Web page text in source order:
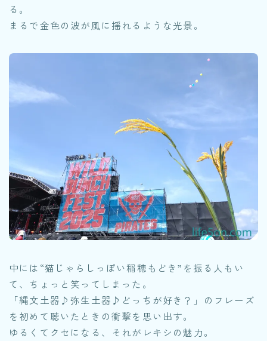
る。
まるで金色の波が風に揺れるような光景。
中には“猫じゃらしっぽい稲穂もどき”を振る人もい
て、ちょっと笑ってしまった。
「縄文土器♪弥生土器♪どっちが好き？」のフレーズ
を初めて聴いたときの衝撃を思い出す。
ゆるくてクセになる、それがレキシの魅力。